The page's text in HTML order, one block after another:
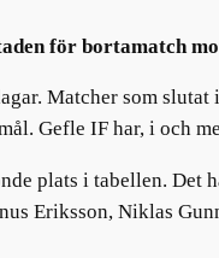
för bortamatch
Matcher som
Gefle IF har, i och
plats i tabellen.
Eriksson, Niklas